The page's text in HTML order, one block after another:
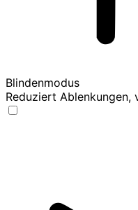
Blindenmodus
Reduziert Ablenkungen,